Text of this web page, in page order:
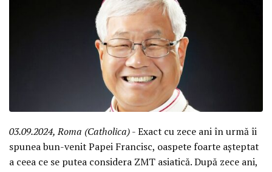
03.09.2024, Roma (Catholica)- Exact cu zece ani în urmă îi
spunea bun-venit Papei Francisc, oaspete foarte așteptat
a ceea ce se putea considera ZMT asiatică. După zece ani,